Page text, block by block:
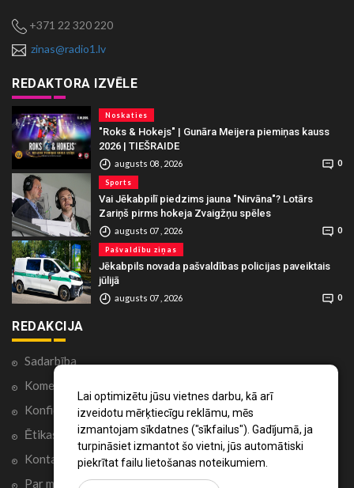
Lai optimizētu jūsu vietnes darbu, kā arī
izveidotu mērķtiecīgu reklāmu, mēs
izmantojam sīkdatnes ("sīkfailus"). Gadījumā, ja
turpināsiet izmantot šo vietni, jūs automātiski
piekrītat failu lietošanas noteikumiem.
+371 22 320 220
zinas@radio1.lv
REDAKTORA IZVĒLE
Noskaties
"Roks & Hokejs" | Gunāra Meijera piemiņas kauss
2026 | TIEŠRAIDE
augusts 08 , 2026 0
Sports
Vai Jēkabpilī piedzims jauna "Nirvāna"? Lotārs
Zariņš pirms hokeja Zvaigžņu spēles
augusts 07 , 2026 0
Pašvaldību ziņas
Jēkabpils novada pašvaldības policijas paveiktais
jūlijā
augusts 07 , 2026 0
REDAKCIJA
Sadarbība
Komentāri portālā
Konfidencialitātes politika
Ētikas kodekss
Kontakti
Par mums